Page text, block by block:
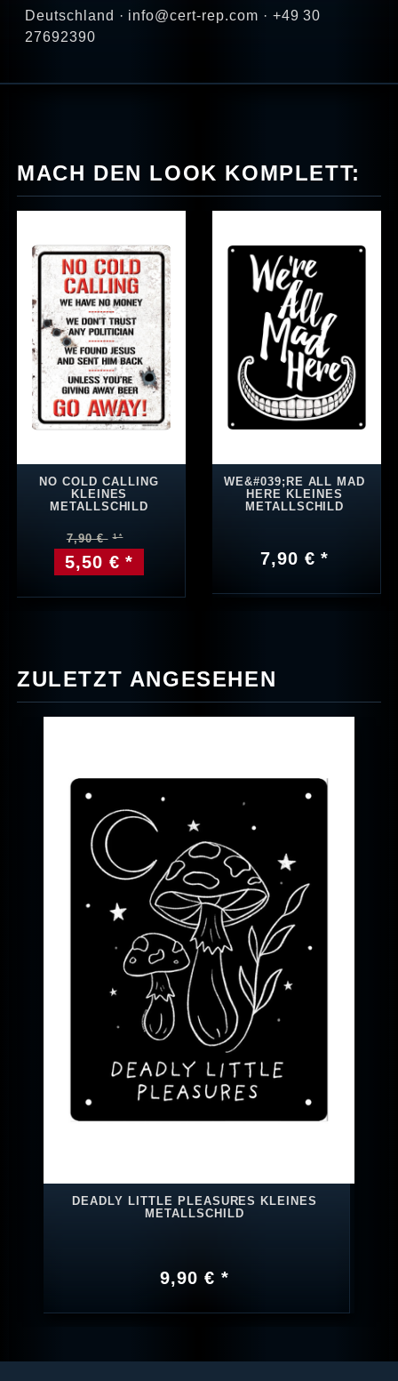
Deutschland · info@cert-rep.com · +49 30
27692390
MACH DEN LOOK KOMPLETT:
NO COLD CALLING
KLEINES
METALLSCHILD
7,90 €
5,50 € *
WE&#039;RE ALL MAD
HERE KLEINES
METALLSCHILD
7,90 € *
ZULETZT ANGESEHEN
DEADLY LITTLE PLEASURES KLEINES
METALLSCHILD
9,90 € *